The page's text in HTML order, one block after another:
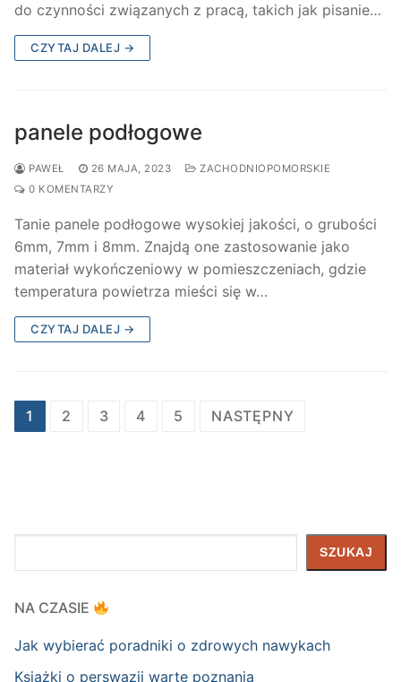
do czynności związanych z pracą, takich jak pisanie…
CZYTAJ DALEJ →
panele podłogowe
PAWEŁ 26 MAJA, 2023
ZACHODNIOPOMORSKIE
0 KOMENTARZY
Tanie panele podłogowe wysokiej jakości, o grubości
6mm, 7mm i 8mm. Znajdą one zastosowanie jako
materiał wykończeniowy w pomieszczeniach, gdzie
temperatura powietrza mieści się w…
CZYTAJ DALEJ →
Nawigacja
1 2 3 4 5 NASTĘPNY
SZUKAJ
NA CZASIE
Jak wybierać poradniki o zdrowych nawykach
Książki o perswazji warte poznania